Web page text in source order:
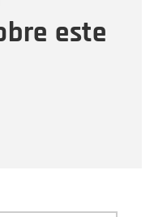
este